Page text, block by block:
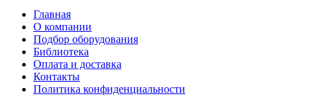
Главная
О компании
Подбор оборудования
Библиотека
Оплата и доставка
Контакты
Политика конфиденциальности